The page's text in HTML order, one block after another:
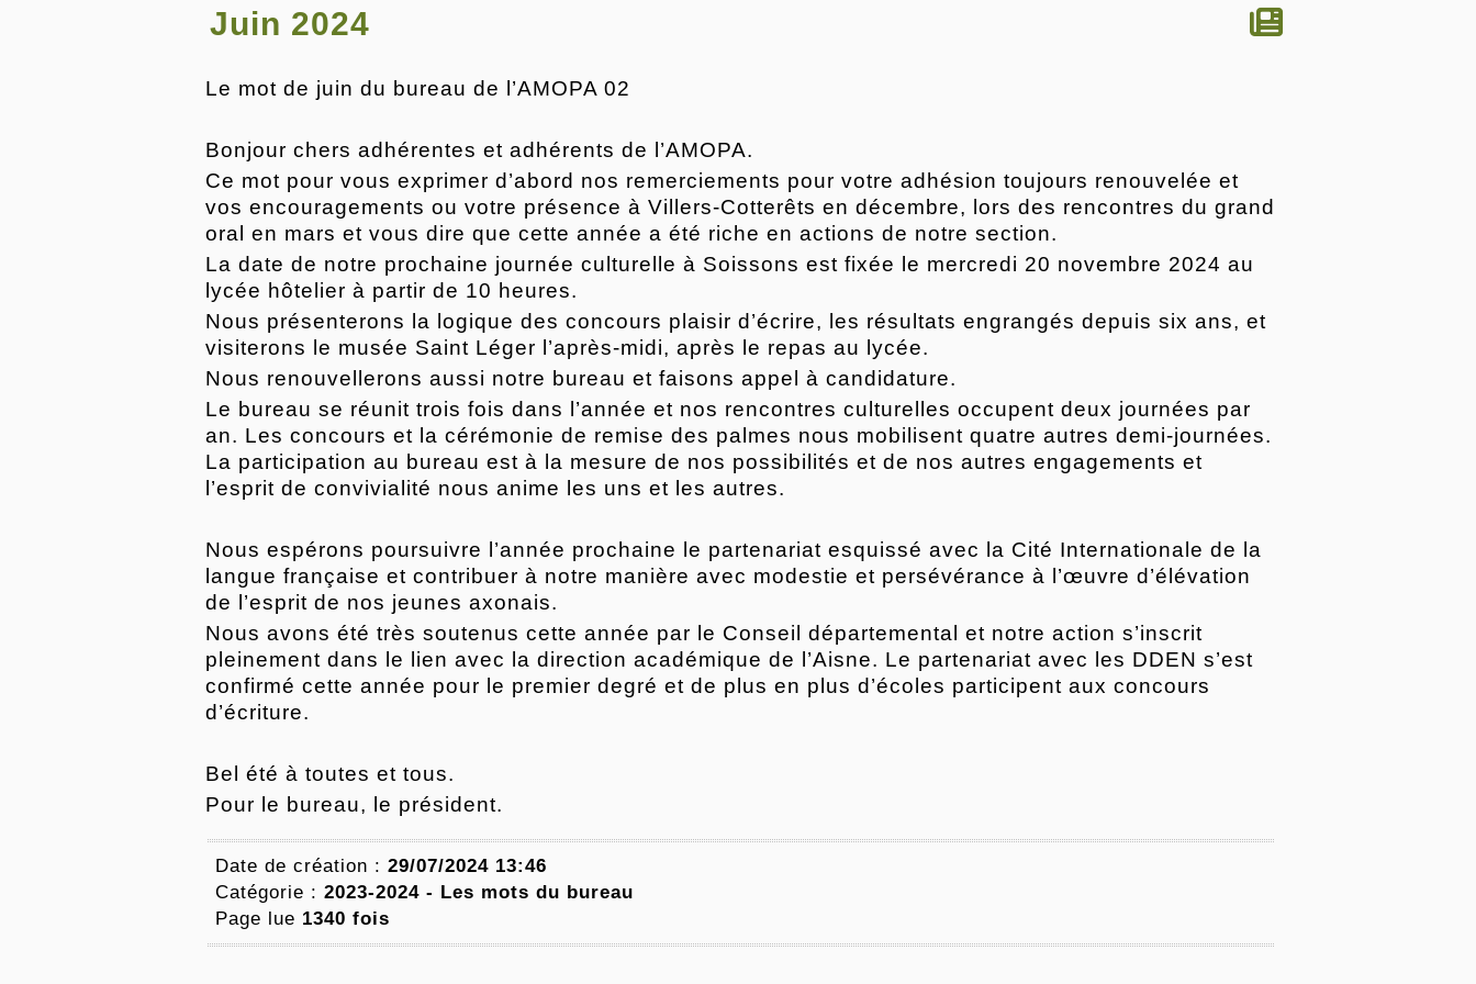
Juin 2024
Le mot de juin du bureau de l’AMOPA 02
Bonjour chers adhérentes et adhérents de l’AMOPA.
Ce mot pour vous exprimer d’abord nos remerciements pour votre adhésion toujours renouvelée et
vos encouragements ou votre présence à Villers-Cotterêts en décembre, lors des rencontres du grand
oral en mars et vous dire que cette année a été riche en actions de notre section.
La date de notre prochaine journée culturelle à Soissons est fixée le mercredi 20 novembre 2024 au
lycée hôtelier à partir de 10 heures.
Nous présenterons la logique des concours plaisir d’écrire, les résultats engrangés depuis six ans, et
visiterons le musée Saint Léger l’après-midi, après le repas au lycée.
Nous renouvellerons aussi notre bureau et faisons appel à candidature.
Le bureau se réunit trois fois dans l’année et nos rencontres culturelles occupent deux journées par
an. Les concours et la cérémonie de remise des palmes nous mobilisent quatre autres demi-journées.
La participation au bureau est à la mesure de nos possibilités et de nos autres engagements et
l’esprit de convivialité nous anime les uns et les autres.
Nous espérons poursuivre l’année prochaine le partenariat esquissé avec la Cité Internationale de la
langue française et contribuer à notre manière avec modestie et persévérance à l’œuvre d’élévation
de l’esprit de nos jeunes axonais.
Nous avons été très soutenus cette année par le Conseil départemental et notre action s’inscrit
pleinement dans le lien avec la direction académique de l’Aisne. Le partenariat avec les DDEN s’est
confirmé cette année pour le premier degré et de plus en plus d’écoles participent aux concours
d’écriture.
Bel été à toutes et tous.
Pour le bureau, le président.
Date de création : 29/07/2024 13:46
Catégorie : 2023-2024 - Les mots du bureau
Page lue 1340 fois